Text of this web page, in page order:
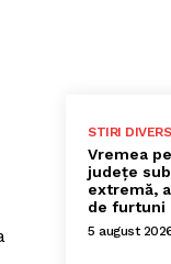
STIRI
Vremea
județe
extremă,
de furtuni
5 august